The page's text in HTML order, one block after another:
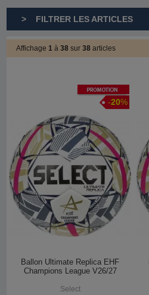
> FILTRER LES ARTICLES
Affichage1à38sur38articles
Promotion
-20%
Ballon Ultimate Replica EHF
Champions League V26/27
Select